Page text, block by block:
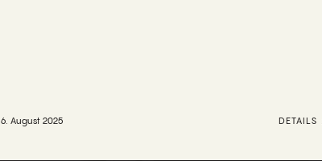
6. August 2025 DETAILS